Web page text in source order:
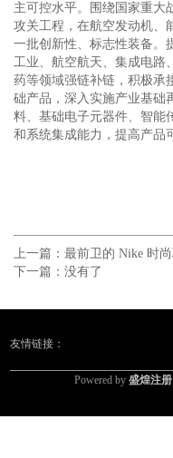
主可控水平。围绕国家重大
攻关工程，在航空发动机、
一批创新性、标志性装备。
工业、航空航天、集成电路
药等领域强链补链，积极承
础产品，深入实施产业基础
料、基础电子元器件、智能
和系统集成能力，提高产品
上一篇： 最前卫的 Nike 时
下一篇：没有了
友情链接：
Powered by 盛煌注册